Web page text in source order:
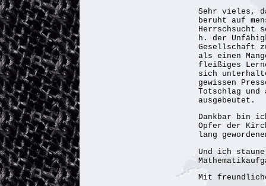
Sehr vieles,
beruht auf
Herrschsucht
h. der
Gesellschaft
als einen
fleißiges
sich
gewissen
Totschlag und
ausgebeutet.
Dankbar bin
Opfer der
lang
Und ich
Mit